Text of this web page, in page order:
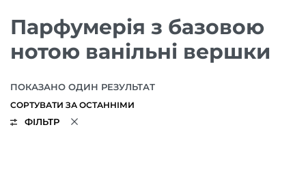
Парфумерія з базовою
нотою ванільні вершки
ПОКАЗАНО ОДИН РЕЗУЛЬТАТ
ФІЛЬТР